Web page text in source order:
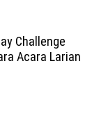
Challenge
Acara Larian